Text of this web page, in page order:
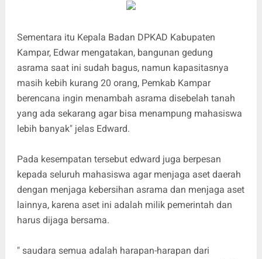
Sementara itu Kepala Badan DPKAD Kabupaten
Kampar, Edwar mengatakan, bangunan gedung
asrama saat ini sudah bagus, namun kapasitasnya
masih kebih kurang 20 orang, Pemkab Kampar
berencana ingin menambah asrama disebelah tanah
yang ada sekarang agar bisa menampung mahasiswa
lebih banyak" jelas Edward.
Pada kesempatan tersebut edward juga berpesan
kepada seluruh mahasiswa agar menjaga aset daerah
dengan menjaga kebersihan asrama dan menjaga aset
lainnya, karena aset ini adalah milik pemerintah dan
harus dijaga bersama.
" saudara semua adalah harapan-harapan dari